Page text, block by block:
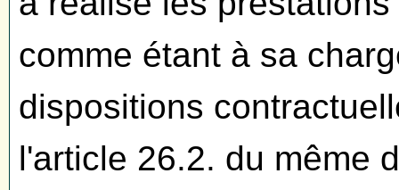
comme étant à sa
dispositions
l'article 26.2. du même